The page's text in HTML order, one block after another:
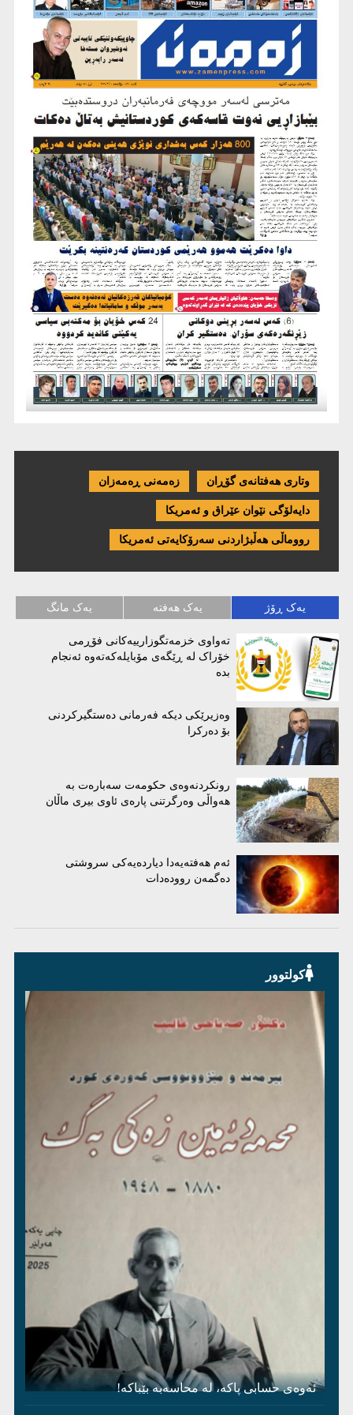
وتاری هەفتانەی گۆڕان زەمەنی ڕەمەزان
دایەلۆگی نێوان عێراق و ئەمریكا
رووماڵی هەڵبژاردنی سەرۆکایەتی ئەمریکا
یەک ڕۆژ یەک هەفتە یەک مانگ
تەواوی خزمەتگوزارییەکانی فۆڕمی
خۆراک لە ڕێگەی مۆبایلەکەتەوە ئەنجام
بدە
وەزیرێکی دیکە فەرمانی دەستگیرکردنی
بۆ دەرکرا
رونکردنەوەی حکومەت سەبارەت بە
هەواڵی وەرگرتنی پارەی ئاوی بیری ماڵان
ئەم هەفتەیەدا دیاردەیەکی سروشتی
دەگمەن روودەدات
کولتوور
ئەوەی حسابی پاکە، لە محاسەبە بێباکە!